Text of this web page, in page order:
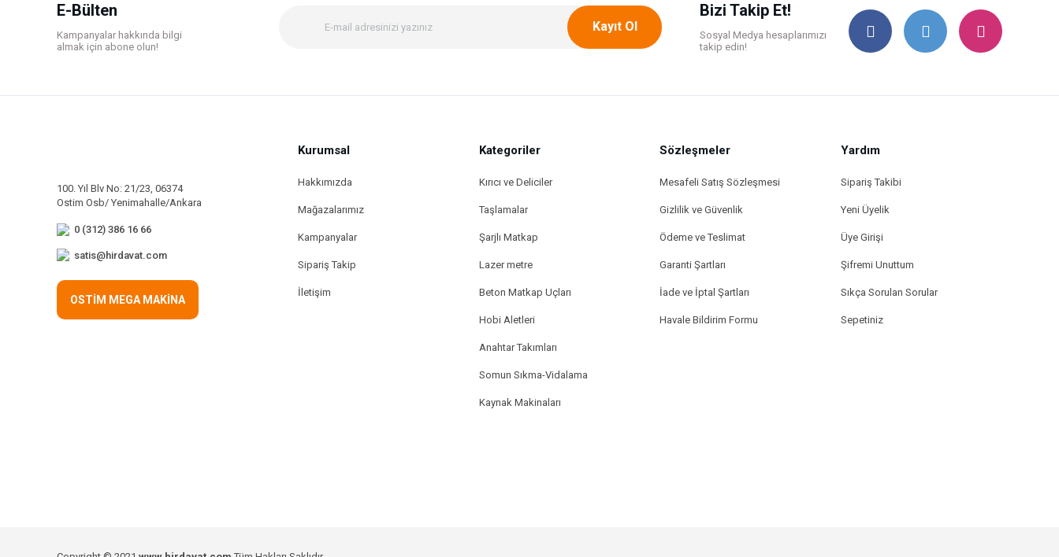
Bu ürüne benzer farklı alternatifler olmalı.
Gönder
E-Bülten
Kampanyalar hakkında bilgi
almak için abone olun!
Kayıt Ol
Bizi Takip Et!
Sosyal Medya hesaplarımızı
takip edin!
100. Yıl Blv No: 21/23, 06374
Ostim Osb/ Yenimahalle/Ankara
0 (312) 386 16 66
satis@hirdavat.com
OSTİM MEGA MAKİNA
Kurumsal
Hakkımızda
Mağazalarımız
Kampanyalar
Sipariş Takip
İletişim
Kategoriler
Kırıcı ve Deliciler
Taşlamalar
Şarjlı Matkap
Lazer metre
Beton Matkap Uçları
Hobi Aletleri
Anahtar Takımları
Somun Sıkma-Vidalama
Kaynak Makinaları
Sözleşmeler
Mesafeli Satış Sözleşmesi
Gizlilik ve Güvenlik
Ödeme ve Teslimat
Garanti Şartları
İade ve İptal Şartları
Havale Bildirim Formu
Yardım
Sipariş Takibi
Yeni Üyelik
Üye Girişi
Şifremi Unuttum
Sıkça Sorulan Sorular
Sepetiniz